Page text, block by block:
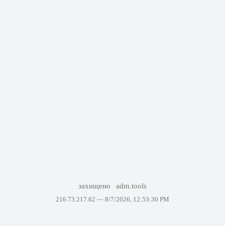
захищено adm.tools
216.73.217.62 — 8/7/2026, 12:53:30 PM